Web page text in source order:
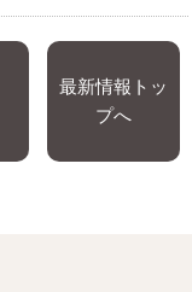
最新情報トッ
プへ